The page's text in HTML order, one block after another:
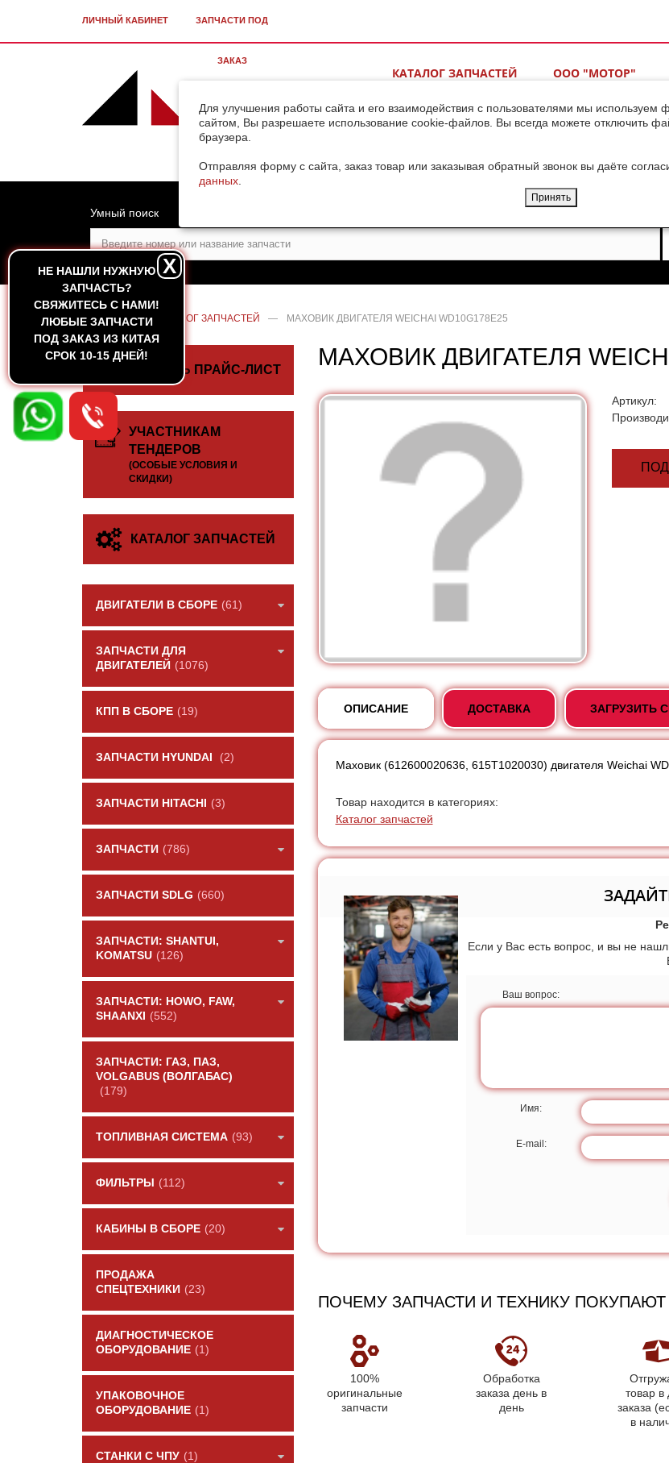
Для улучшения работы сайта и его взаимодействия с пользователями мы
сайтом, Вы разрешаете использование cookie-файлов. Вы всегда можете отключить
браузера.
Отправляя форму с сайта, заказ товар или заказывая обратный звонок вы даёте
данных
Принять
ЛИЧНЫЙ КАБИНЕТ ЗАПЧАСТИ ПОД
ЗАКАЗ
КАТАЛОГ ЗАПЧАСТЕЙ ООО "МОТОР"
ВИДЕОГАЛЕРЕЯ КОНТАКТЫ
НЕ НАШЛИ НУЖНУЮ
ЗАПЧАСТЬ?
CВЯЖИТЕСЬ С НАМИ!
ЛЮБЫЕ ЗАПЧАСТИ
ПОД ЗАКАЗ ИЗ КИТАЯ
СРОК 10-15 ДНЕЙ!
X
Умный поиск
ГЛАВНАЯ — КАТАЛОГ ЗАПЧАСТЕЙ — МАХОВИК ДВИГАТЕЛЯ WEICHAI WD10G178E25
СКАЧАТЬ ПРАЙС-ЛИСТ
УЧАСТНИКАМ
ТЕНДЕРОВ
(ОСОБЫЕ УСЛОВИЯ И
СКИДКИ)
КАТАЛОГ ЗАПЧАСТЕЙ
ДВИГАТЕЛИ В СБОРЕ (61)
ЗАПЧАСТИ ДЛЯ
ДВИГАТЕЛЕЙ (1076)
КПП В СБОРЕ (19)
ЗАПЧАСТИ HYUNDAI (2)
ЗАПЧАСТИ HITACHI (3)
ЗАПЧАСТИ (786)
ЗАПЧАСТИ SDLG (660)
ЗАПЧАСТИ: SHANTUI,
KOMATSU (126)
ЗАПЧАСТИ: HOWO, FAW,
SHAANXI
(552)
ЗАПЧАСТИ: ГАЗ, ПАЗ,
VOLGABUS (ВОЛГАБАС)
(179)
ТОПЛИВНАЯ СИСТЕМА (93)
ФИЛЬТРЫ (112)
КАБИНЫ В СБОРЕ (20)
ПРОДАЖА
СПЕЦТЕХНИКИ (23)
ДИАГНОСТИЧЕСКОЕ
ОБОРУДОВАНИЕ (1)
УПАКОВОЧНОЕ
ОБОРУДОВАНИЕ (1)
СТАНКИ С ЧПУ (1)
МАХОВИК ДВИГАТЕЛЯ
Артикул:
ОПИСАНИЕ ДОСТАВКА ЗАГРУЗИТЬ
Маховик (612600020636, 615T1020030) двигателя Weichai
Товар находится в категориях:
Каталог запчастей
Если у Вас есть вопрос, и вы не
Ваш вопрос:
Имя:
E-mail:
ПОЧЕМУ ЗАПЧАСТИ И ТЕХНИКУ ПОКУПАЮТ
100%
оригинальные
запчасти
Обработка
заказа день в
день
товар в
заказа
в